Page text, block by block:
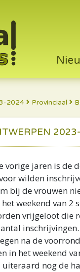
2024 Provinciaal
vorige jaren is de
wilden
bij de vrouwen
weekend van
vrijgeloot die
inschrijvingen.
na de
in het weekend
nog de